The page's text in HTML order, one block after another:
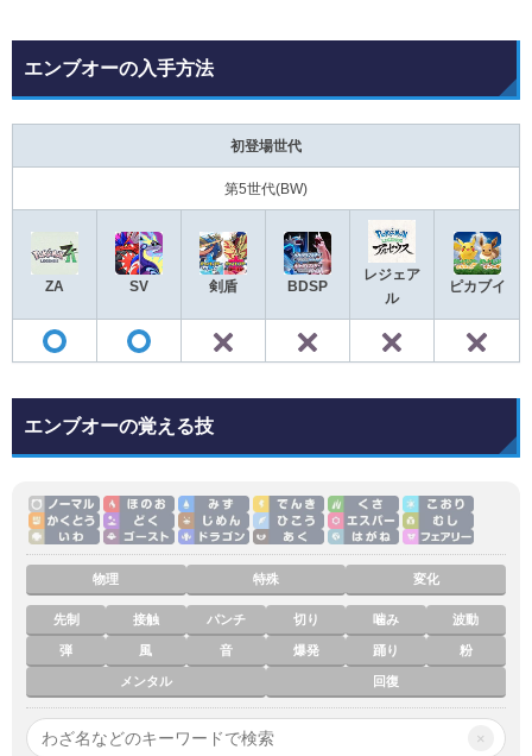
エンブオーの入手方法
初登場世代
第5世代(BW)
ZA SV 剣盾 BDSP
レジェア
ル
ピカブイ
エンブオーの覚える技
物理 特殊 変化
先制 接触 パンチ 切り 噛み 波動
弾 風 音 爆発 踊り 粉
メンタル 回復
×